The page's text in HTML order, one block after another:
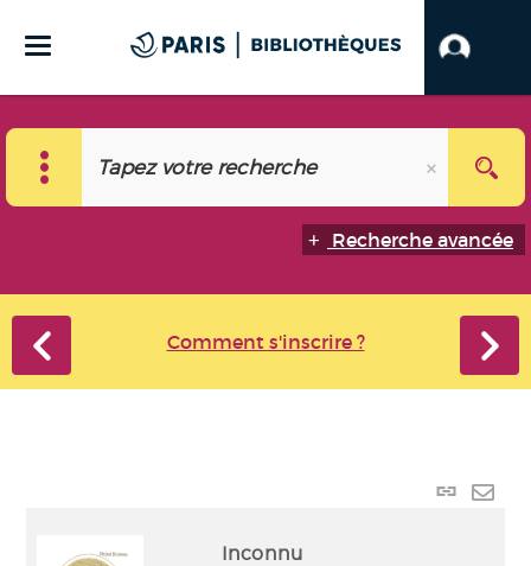
Recherche avancée
Comment s'inscrire ?
Lien
Inconnu